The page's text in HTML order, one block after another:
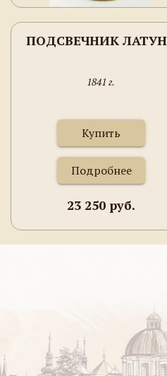
ПОДСВЕЧНИК
1841 г.
Купить
Подробнее
23 250 руб.